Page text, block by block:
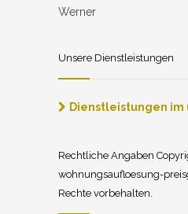
Werner
Unsere Dienstleistungen
Dienstleistungen im
Rechtliche Angaben
wohnungsaufloesung-
Rechte vorbehalten.